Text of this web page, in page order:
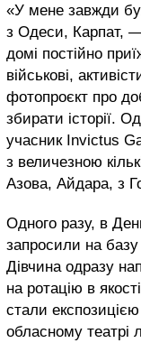
«У мене завжди
з Одеси, Карпат,
домі постійно
військові,
фотопроєкт про
збирати історії.
учасник Invictus
з величезною
Азова, Айдара, з
Одного разу, в
запросили на базу
Дівчина одразу
на ротацію в
стали
обласному театрі